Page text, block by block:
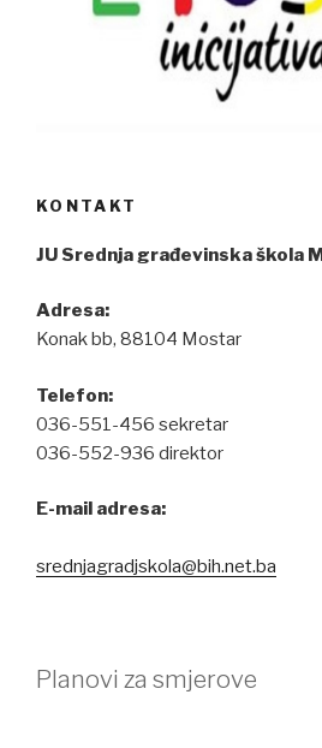
KONTAKT
JU Srednja građevinska škola
Adresa:
Konak bb, 88104 Mostar
Telefon:
036-551-456 sekretar
036-552-936 direktor
E-mail adresa:
srednjagradjskola@bih.net.ba
Planovi za smjerove